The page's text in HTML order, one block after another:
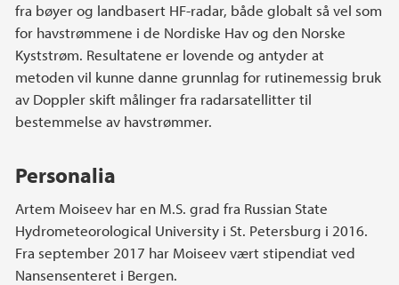
fra bøyer og landbasert HF-radar, både globalt så vel som
for havstrømmene i de Nordiske Hav og den Norske
Kyststrøm. Resultatene er lovende og antyder at
metoden vil kunne danne grunnlag for rutinemessig bruk
av Doppler skift målinger fra radarsatellitter til
bestemmelse av havstrømmer.
Personalia
Artem Moiseev har en M.S. grad fra Russian State
Hydrometeorological University i St. Petersburg i 2016.
Fra september 2017 har Moiseev vært stipendiat ved
Nansensenteret i Bergen.